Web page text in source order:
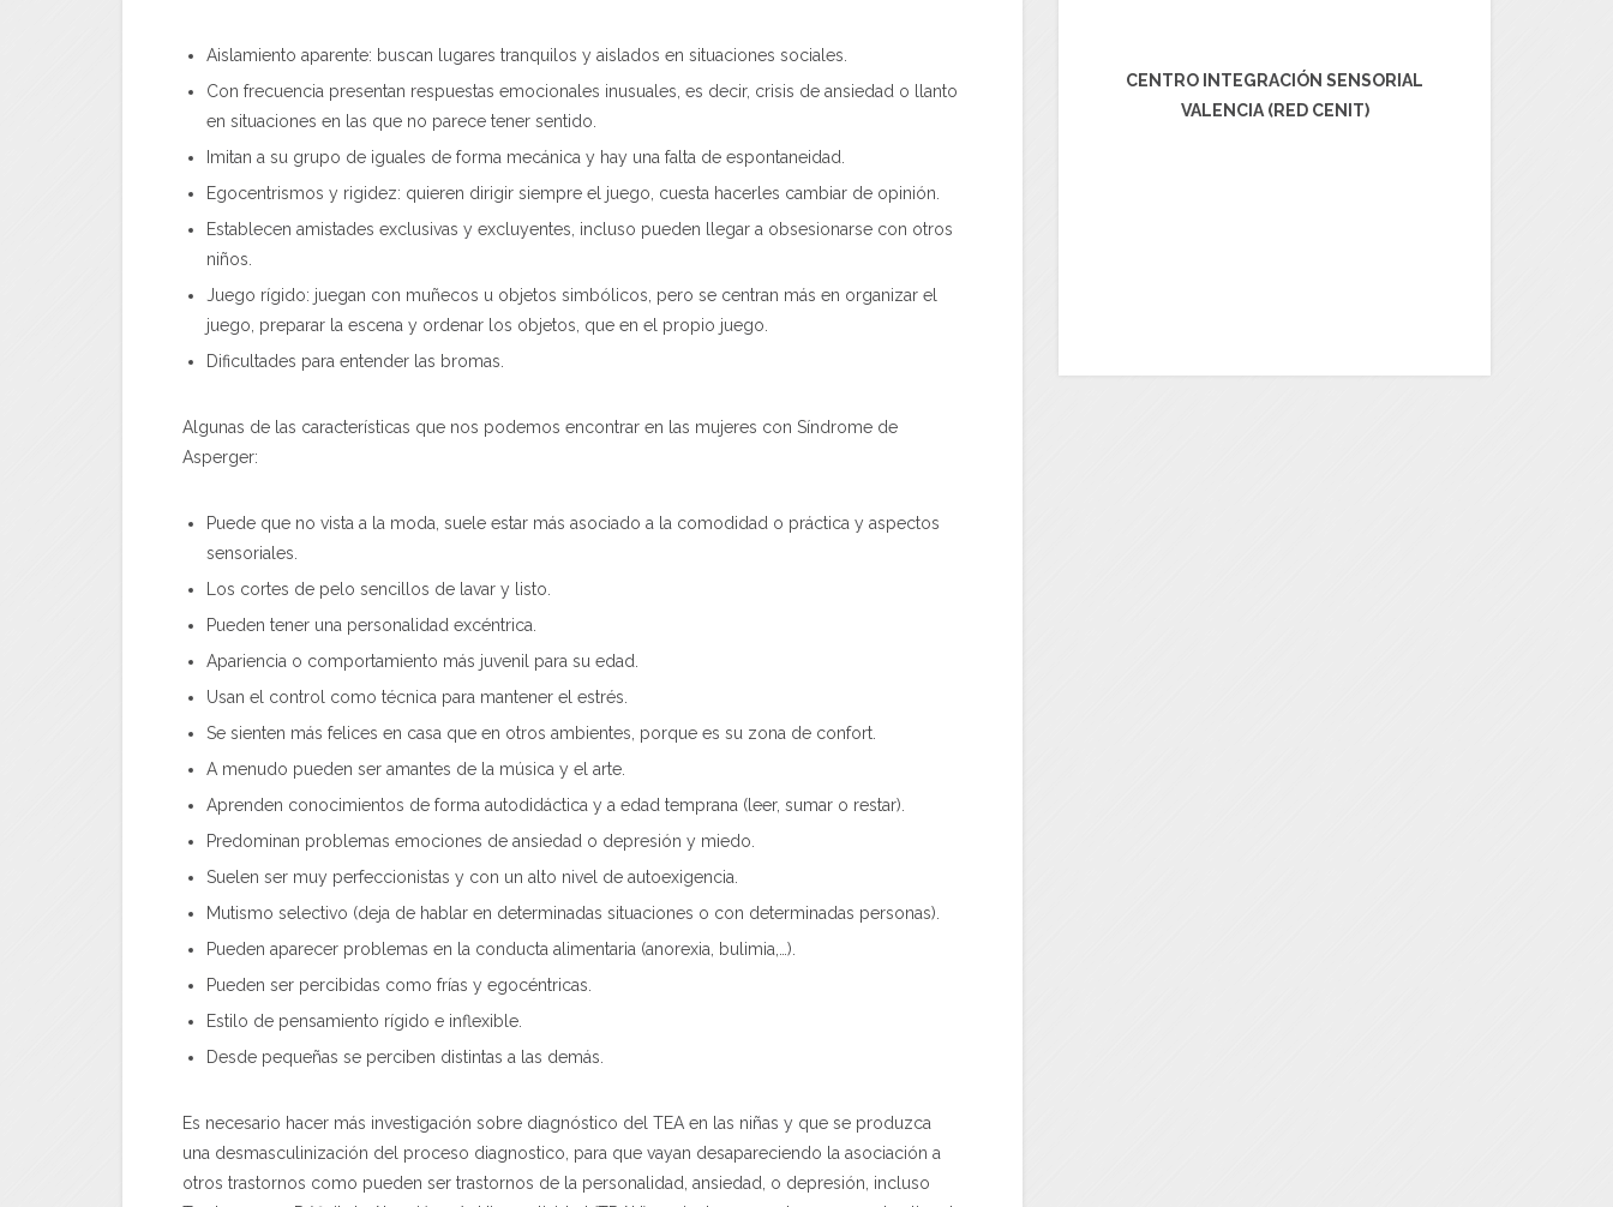
Aislamiento aparente: buscan lugares tranquilos y aislados en situaciones sociales.
Con frecuencia presentan respuestas emocionales inusuales, es decir, crisis de ansiedad o llanto
en situaciones en las que no parece tener sentido.
Imitan a su grupo de iguales de forma mecánica y hay una falta de espontaneidad.
Egocentrismos y rigidez: quieren dirigir siempre el juego, cuesta hacerles cambiar de opinión.
Establecen amistades exclusivas y excluyentes, incluso pueden llegar a obsesionarse con otros
niños.
Juego rígido: juegan con muñecos u objetos simbólicos, pero se centran más en organizar el
juego, preparar la escena y ordenar los objetos, que en el propio juego.
Dificultades para entender las bromas.
Algunas de las características que nos podemos encontrar en las mujeres con Síndrome de
Asperger:
Puede que no vista a la moda, suele estar más asociado a la comodidad o práctica y aspectos
sensoriales.
Los cortes de pelo sencillos de lavar y listo.
Pueden tener una personalidad excéntrica.
Apariencia o comportamiento más juvenil para su edad.
Usan el control como técnica para mantener el estrés.
Se sienten más felices en casa que en otros ambientes, porque es su zona de confort.
A menudo pueden ser amantes de la música y el arte.
Aprenden conocimientos de forma autodidáctica y a edad temprana (leer, sumar o restar).
Predominan problemas emociones de ansiedad o depresión y miedo.
Suelen ser muy perfeccionistas y con un alto nivel de autoexigencia.
Mutismo selectivo (deja de hablar en determinadas situaciones o con determinadas personas).
Pueden aparecer problemas en la conducta alimentaria (anorexia, bulimia,…).
Pueden ser percibidas como frías y egocéntricas.
Estilo de pensamiento rígido e inflexible.
Desde pequeñas se perciben distintas a las demás.
Es necesario hacer más investigación sobre diagnóstico del TEA en las niñas y que se produzca
una desmasculinización del proceso diagnostico, para que vayan desapareciendo la asociación a
otros trastornos como pueden ser trastornos de la personalidad, ansiedad, o depresión, incluso
CENTRO INTEGRACIÓN SENSORIAL
VALENCIA (RED CENIT)